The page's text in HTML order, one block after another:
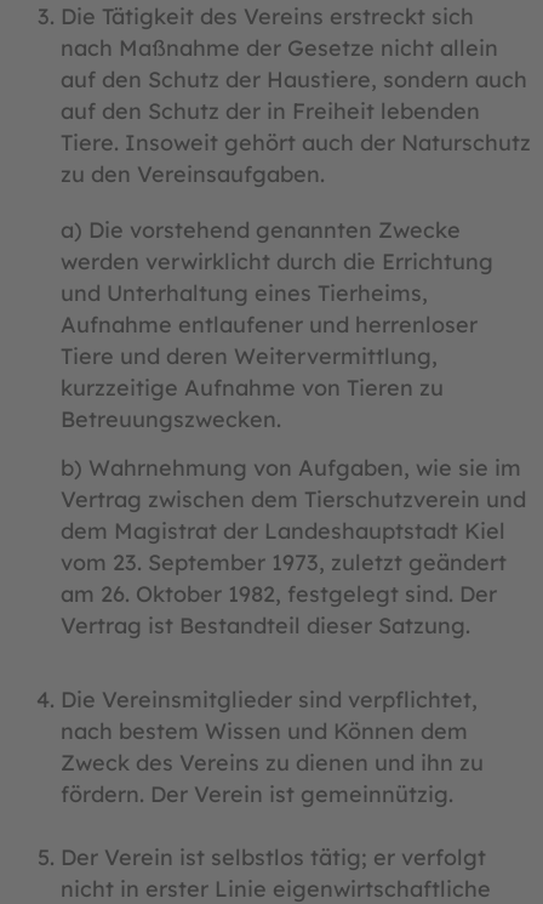
Die Tätigkeit des Vereins erstreckt sich
nach Maßnahme der Gesetze nicht allein
auf den Schutz der Haustiere, sondern auch
auf den Schutz der in Freiheit lebenden
Tiere. Insoweit gehört auch der Naturschutz
zu den Vereinsaufgaben.
a) Die vorstehend genannten Zwecke
werden verwirklicht durch die Errichtung
und Unterhaltung eines Tierheims,
Aufnahme entlaufener und herrenloser
Tiere und deren Weitervermittlung,
kurzzeitige Aufnahme von Tieren zu
Betreuungszwecken.
b) Wahrnehmung von Aufgaben, wie sie im
Vertrag zwischen dem Tierschutzverein und
dem Magistrat der Landeshauptstadt Kiel
vom 23. September 1973, zuletzt geändert
am 26. Oktober 1982, festgelegt sind. Der
Vertrag ist Bestandteil dieser Satzung.
Die Vereinsmitglieder sind verpflichtet,
nach bestem Wissen und Können dem
Zweck des Vereins zu dienen und ihn zu
fördern. Der Verein ist gemeinnützig.
Der Verein ist selbstlos tätig; er verfolgt
nicht in erster Linie eigenwirtschaftliche